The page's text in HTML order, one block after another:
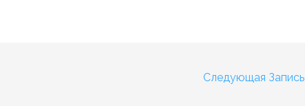
Следующая Запись